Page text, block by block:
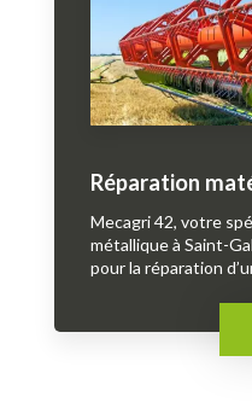
Réparation
Mecagri 42, votre
métallique à Saint-
pour la réparation